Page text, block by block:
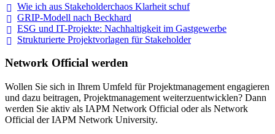
Wie ich aus Stakeholderchaos Klarheit schuf
GRIP-Modell nach Beckhard
ESG und IT-Projekte: Nachhaltigkeit im Gastgewerbe
Strukturierte Projektvorlagen für Stakeholder
Network Official werden
Wollen Sie sich in Ihrem Umfeld für Projektmanagement engagieren
und dazu beitragen, Projektmanagement weiterzuentwicklen? Dann
werden Sie aktiv als IAPM Network Official oder als Network
Official der IAPM Network University.